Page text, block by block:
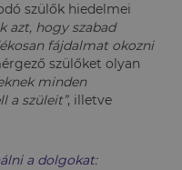
szülők hiedelmei
azt, hogy szabad
fájdalmat okozni
szülőket olyan
minden
a szüleit”, illetve
a dolgokat: